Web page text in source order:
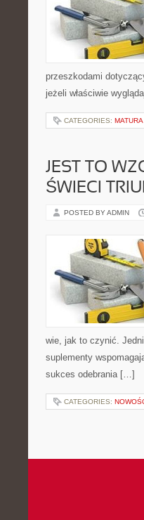
przeszkodami
jeżeli właściwie
CATEGORIES:
JEST TO
ŚWIECI
POSTED BY ADMIN
wie, jak to czynić. Jedni
suplementy
sukces odebrania […]
CATEGORIES: